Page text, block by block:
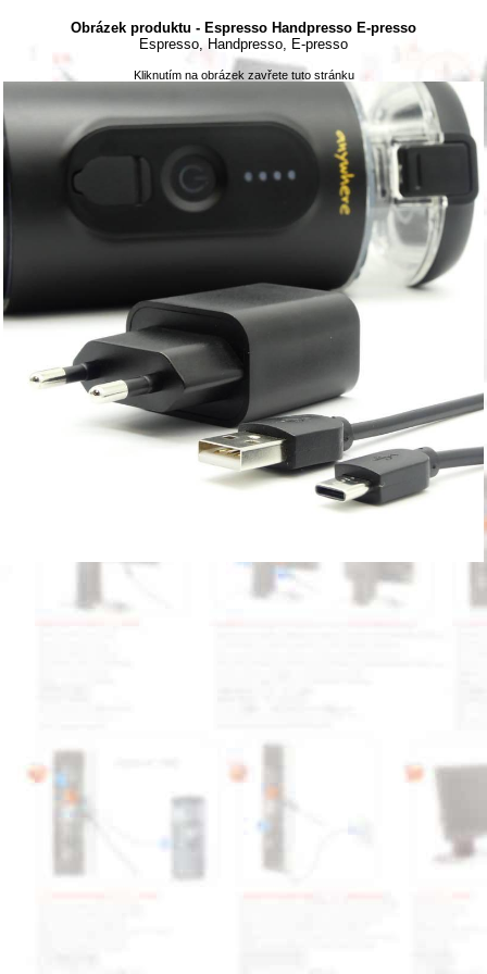
Obrázek produktu - Espresso Handpresso E-presso
Espresso, Handpresso, E-presso
Kliknutím na obrázek zavřete tuto stránku